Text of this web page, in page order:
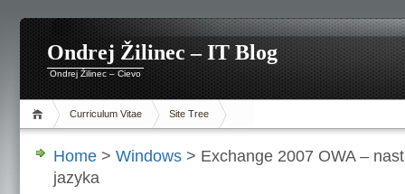
Ondrej Žilinec – IT Blog
Ondrej Žilinec – Cievo
Curriculum Vitae Site Tree
Home > Windows > Exchange 2007 OWA –
jazyka